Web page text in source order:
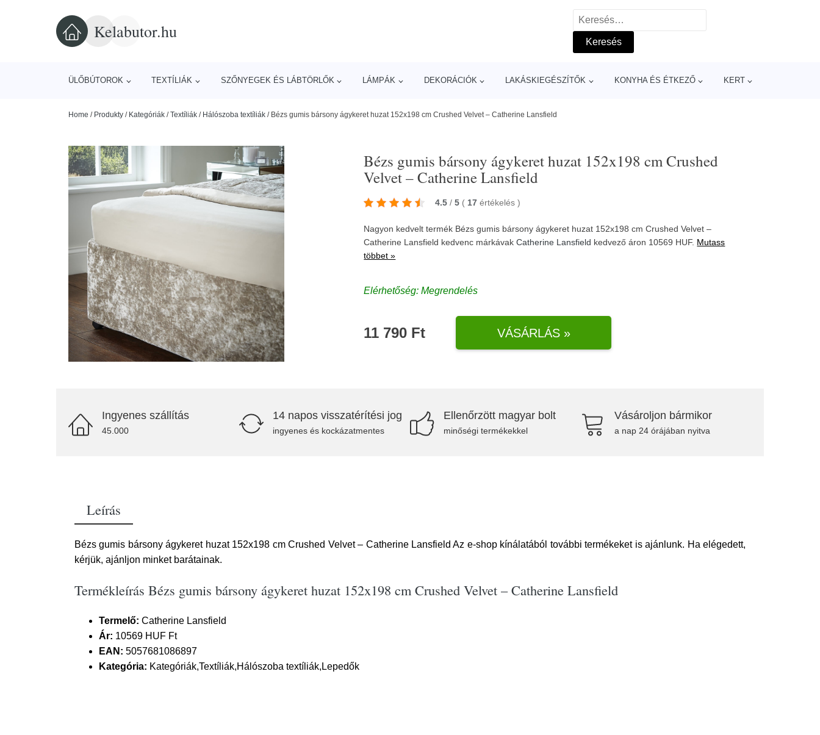
Kelabutor.hu
Keresés:
ÜLŐBÚTOROK TEXTÍLIÁK SZŐNYEGEK ÉS LÁBTÖRLŐK LÁMPÁK DEKORÁCIÓK LAKÁSKIEGÉSZÍTŐK KONYHA ÉS ÉTKEZŐ KERT
Home / Produkty / Kategóriák /Textíliák / Hálószoba textíliák / Bézs gumis bársony ágykeret huzat 152x198 cm Crushed Velvet – Catherine Lansfield
Bézs gumis bársony ágykeret huzat 152x198 cm Crushed
Velvet – Catherine Lansfield
4.5 / 5 ( 17 értékelés)
Nagyon kedvelt termék Bézs gumis bársony ágykeret huzat 152x198 cm Crushed Velvet –
Catherine Lansfield kedvenc márkávakCatherine Lansfield kedvező áron 10569 HUF. Mutass
többet »
Elérhetőség: Megrendelés
11 790 Ft VÁSÁRLÁS »
Ingyenes szállítás
45.000
14 napos visszatérítési jog
ingyenes és kockázatmentes
Ellenőrzött magyar bolt
minőségi termékekkel
Vásároljon bármikor
a nap 24 órájában nyitva
Leírás
Bézs gumis bársony ágykeret huzat 152x198 cm Crushed Velvet – Catherine Lansfield Az e-shop kínálatából további termékeket is ajánlunk. Ha elégedett,
kérjük, ajánljon minket barátainak.
Termékleírás Bézs gumis bársony ágykeret huzat 152x198 cm Crushed Velvet – Catherine Lansfield
Termelő: Catherine Lansfield
Ár: 10569 HUF Ft
EAN: 5057681086897
Kategória: Kategóriák,Textíliák,Hálószoba textíliák,Lepedők